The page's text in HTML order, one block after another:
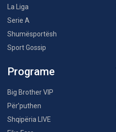
La Liga
Serie A
Shumësportësh
Sport Gossip
Programe
Big Brother VIP
Për’puthen
Shqipëria LIVE